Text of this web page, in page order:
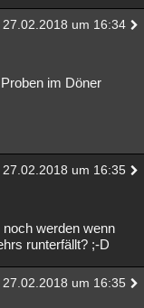
27.02.2018 um 16:34
im Döner
27.02.2018 um 16:35
werden wenn
runterfällt? ;-D
27.02.2018 um 16:35